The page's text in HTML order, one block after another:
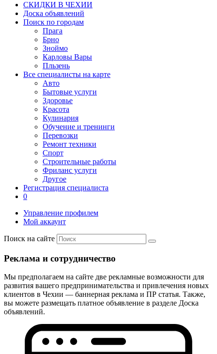
СКИДКИ В ЧЕХИИ
Доска объявлений
Поиск по городам
Прага
Брно
Зноймо
Карловы Вары
Пльзень
Все специалисты на карте
Авто
Бытовые услуги
Здоровье
Красота
Кулинария
Обучение и тренинги
Перевозки
Ремонт техники
Спорт
Строительные работы
Фриланс услуги
Другое
Регистрация специалиста
0
Управление профилем
Мой аккаунт
Поиск на сайте
Реклама и сотрудничество
Мы предполагаем на сайте две рекламные возможности для
развития вашего предпринимательства и привлечения новых
клиентов в Чехии — баннерная реклама и ПР статья. Также,
вы можете размещать платное объявление в разделе Доска
объявлений.